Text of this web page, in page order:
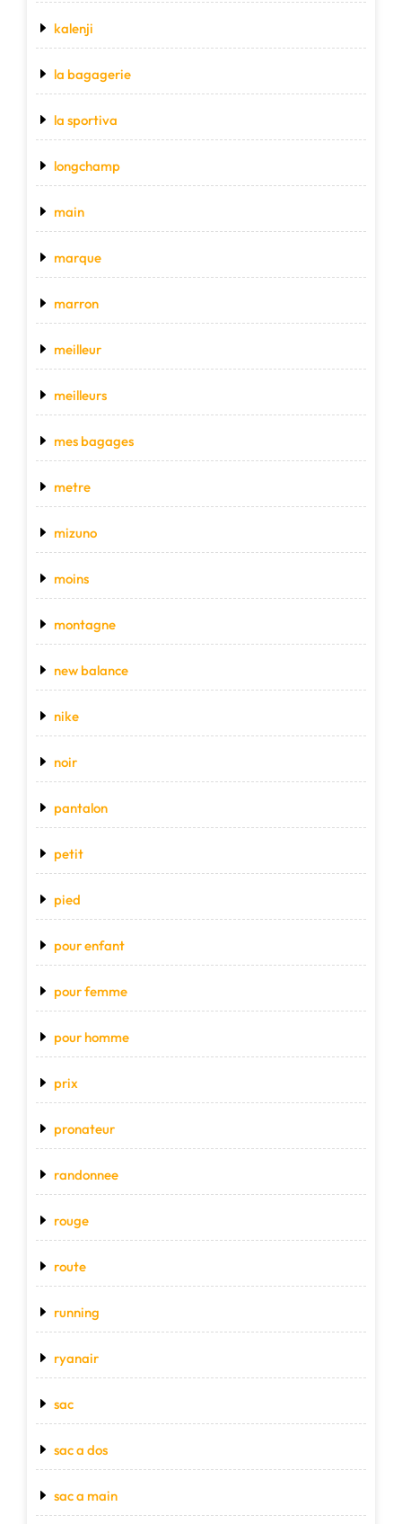
kalenji
la bagagerie
la sportiva
longchamp
main
marque
marron
meilleur
meilleurs
mes bagages
metre
mizuno
moins
montagne
new balance
nike
noir
pantalon
petit
pied
pour enfant
pour femme
pour homme
prix
pronateur
randonnee
rouge
route
running
ryanair
sac
sac a dos
sac a main